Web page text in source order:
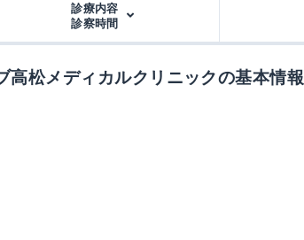
診療内容
診察時間
高松メディカルクリニックの基本情報